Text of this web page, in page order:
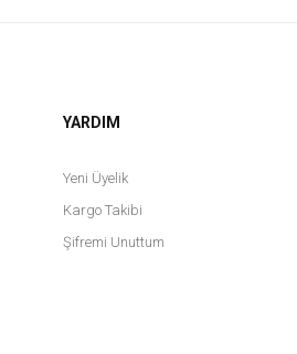
YARDIM
Yeni Üyelik
Kargo Takibi
Şifremi Unuttum